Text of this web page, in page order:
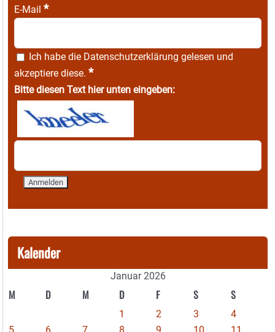
E-Mail *
Ich habe die Datenschutzerklärung gelesen und
akzeptiere diese. *
Bitte diesen Text hier unten eingeben:
Kalender
Januar 2026
M D M D F S S
1 2 3
4